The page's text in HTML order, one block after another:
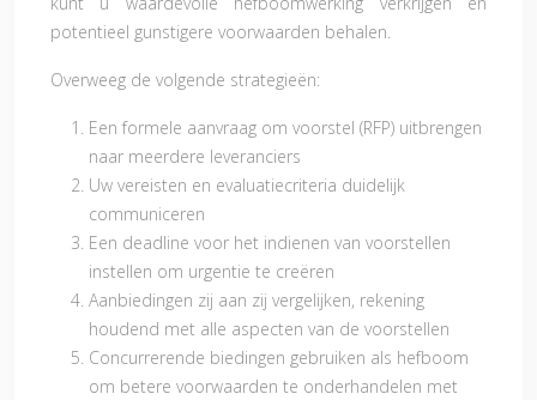
potentieel gunstigere voorwaarden behalen.
Overweeg de volgende strategieën:
Een formele aanvraag om voorstel (RFP) uitbrengen
naar meerdere leveranciers
Uw vereisten en evaluatiecriteria duidelijk
communiceren
Een deadline voor het indienen van voorstellen
instellen om urgentie te creëren
Aanbiedingen zij aan zij vergelijken, rekening
houdend met alle aspecten van de voorstellen
Concurrerende biedingen gebruiken als hefboom
om betere voorwaarden te onderhandelen met